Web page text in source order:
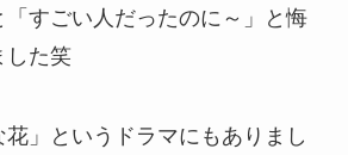
「すごい人だったのに～」と悔
した笑
花」というドラマにもありまし